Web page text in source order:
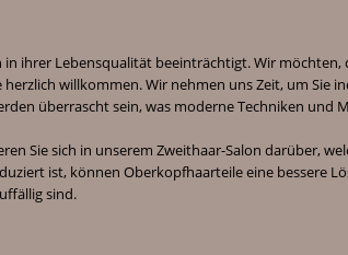
ihrer Lebensqualität beeinträchtigt. Wir möchten,
willkommen. Wir nehmen uns Zeit, um Sie
überrascht sein, was moderne Techniken und
Sie sich in unserem Zweithaar-Salon darüber,
ist, können Oberkopfhaarteile eine bessere
sind.